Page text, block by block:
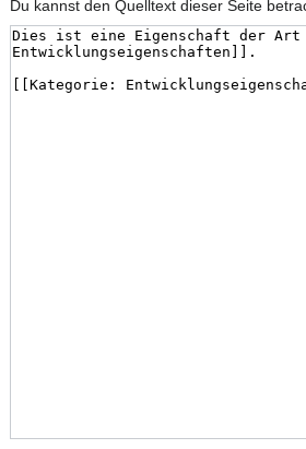
Du kannst den Quelltext dieser Seite